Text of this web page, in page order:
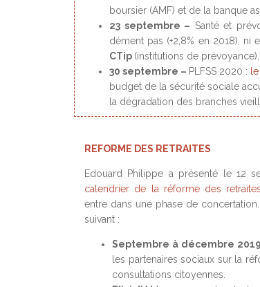
boursier (AMF) et de la banque
23 septembre – Santé et
dément pas (+2,8% en 2018), ni
CTip (institutions de
30 septembre – PLFSS 2020 :
budget de la sécurité sociale
la dégradation des branches
REFORME DES RETRAITES
Edouard Philippe a présenté le 12
calendrier de la réforme des retraites
entre dans une phase de
suivant :
Septembre à décembre 2019
les partenaires sociaux sur la
consultations citoyennes.